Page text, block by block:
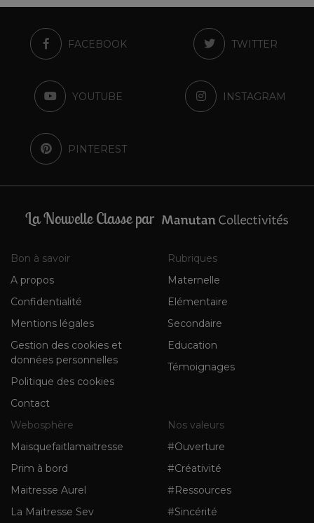
FACEBOOK TWITTER
YOUTUBE INSTAGRAM
PINTEREST
La Nouvelle Classe par
Bon à savoir
A propos
Confidentialité
Mentions légales
Gestion des cookies et
données personnelles
Politique des cookies
Contact
Rubriques
Maternelle
Elémentaire
Secondaire
Education
Témoignages
Webosphère
Maisquefaitlamaitresse
Prim à bord
Maitresse Aurel
La Maitresse Sev
Nos valeurs
#Ouverture
#Créativité
#Ressources
#Sincérité